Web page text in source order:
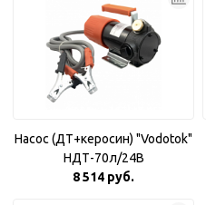
Насос (ДТ+керосин) "Vodotok"
НДТ-70л/24В
8 514 руб.